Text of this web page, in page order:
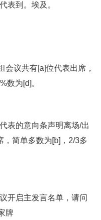
表到。埃及。
会议共有[a]位代表出席，
数为[d]。
表的意向条声明离场/出
，简单多数为[b]，2/3多
开启主发言名单，请问
牌